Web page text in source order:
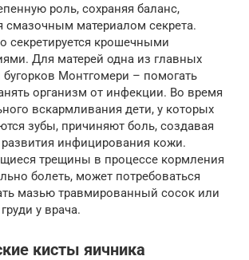
роль, сохраняя баланс,
смазочным материалом секрета.
секретируется крошечными
Для матерей одна из главных
Монтгомери – помогать
организм от инфекции. Во время
вскармливания дети, у которых
зубы, причиняют боль, создавая
инфицирования кожи.
трещины в процессе кормления
болеть, может потребоваться
мазью травмированный сосок или
у врача.
кисты яичника